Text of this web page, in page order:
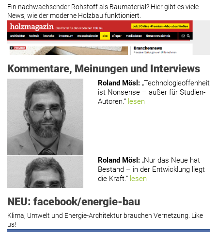
Ein nachwachsender Rohstoff als Baumaterial? Hier gibt es viele
News, wie der moderne Holzbau funktioniert.
www.holzmagazin.com
Kommentare, Meinungen und Interviews
Roland Mösl : „Technologieoffenheit
ist Nonsense – außer für Studien-
Autoren.“ lesen
Roland Mösl : „Nur das Neue hat
Bestand – in der Entwicklung liegt
die Kraft.“ lesen
NEU: facebook/energie-bau
Klima, Umwelt und Energie-Architektur brauchen Vernetzung. Like
us!